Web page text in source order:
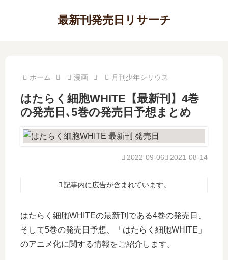
最新刊発売日リサーチ
ホーム 漫画 月刊少年シリウス
はたらく細胞WHITE【最新刊】4巻
の発売日､5巻の発売日予想まとめ
2021-08-14
2022-09-06
記事内に広告が含まれています。
はたらく細胞WHITEの最新刊である4巻の発売日、
そして5巻の発売日予想、「はたらく細胞WHITE」
のアニメ化に関する情報をご紹介します。